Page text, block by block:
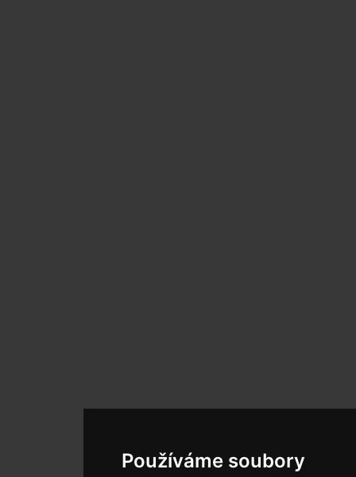
Používáme soubory